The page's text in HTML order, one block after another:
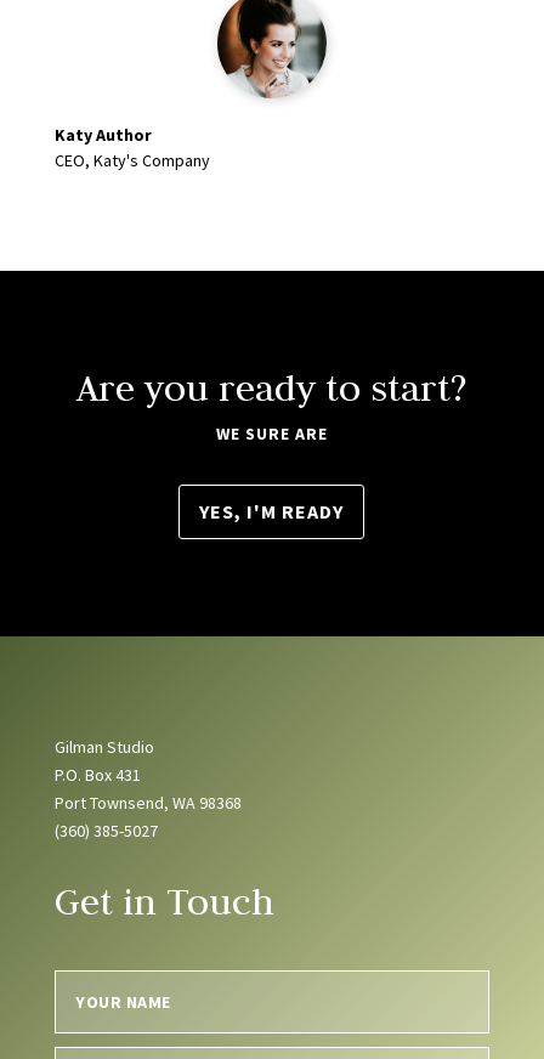
Katy Author
CEO, Katy's Company
Are you ready to start?
WE SURE ARE
YES, I'M READY
Gilman Studio
P.O. Box 431
Port Townsend, WA 98368
(360) 385-5027
Get in Touch